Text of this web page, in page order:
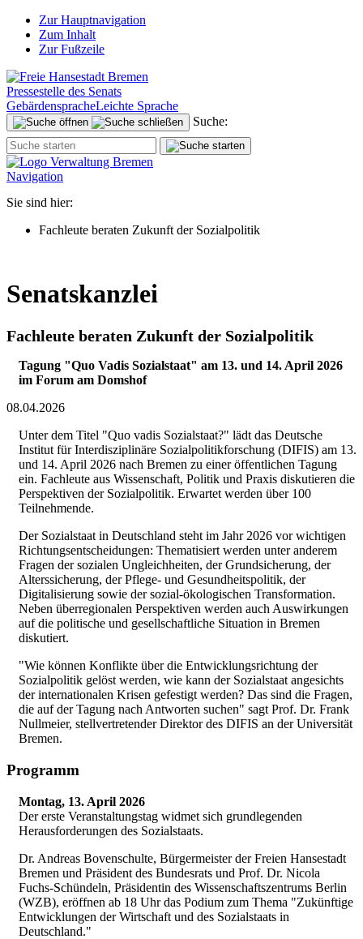
Zur Hauptnavigation
Zum Inhalt
Zur Fußzeile
Pressestelle des Senats
GebärdenspracheLeichte Sprache
Suche:
Navigation
Sie sind hier:
Fachleute beraten Zukunft der Sozialpolitik
Senatskanzlei
Fachleute beraten Zukunft der Sozialpolitik
Tagung "Quo Vadis Sozialstaat" am 13. und 14. April 2026
im Forum am Domshof
08.04.2026
Unter dem Titel "Quo vadis Sozialstaat?" lädt das Deutsche
Institut für Interdisziplinäre Sozialpolitikforschung (DIFIS) am 13.
und 14. April 2026 nach Bremen zu einer öffentlichen Tagung
ein. Fachleute aus Wissenschaft, Politik und Praxis diskutieren die
Perspektiven der Sozialpolitik. Erwartet werden über 100
Teilnehmende.
Der Sozialstaat in Deutschland steht im Jahr 2026 vor wichtigen
Richtungsentscheidungen: Thematisiert werden unter anderem
Fragen der sozialen Ungleichheiten, der Grundsicherung, der
Alterssicherung, der Pflege- und Gesundheitspolitik, der
Digitalisierung sowie der sozial-ökologischen Transformation.
Neben überregionalen Perspektiven werden auch Auswirkungen
auf die politische und gesellschaftliche Situation in Bremen
diskutiert.
"Wie können Konflikte über die Entwicklungsrichtung der
Sozialpolitik gelöst werden, wie kann der Sozialstaat angesichts
der internationalen Krisen gefestigt werden? Das sind die Fragen,
die auf der Tagung nach Antworten suchen" sagt Prof. Dr. Frank
Nullmeier, stellvertretender Direktor des DIFIS an der Universität
Bremen.
Programm
Montag, 13. April 2026
Der erste Veranstaltungstag widmet sich grundlegenden
Herausforderungen des Sozialstaats.
Dr. Andreas Bovenschulte, Bürgermeister der Freien Hansestadt
Bremen und Präsident des Bundesrats und Prof. Dr. Nicola
Fuchs-Schündeln, Präsidentin des Wissenschaftszentrums Berlin
(WZB), eröffnen ab 18 Uhr das Podium zum Thema "Zukünftige
Entwicklungen der Wirtschaft und des Sozialstaats in
Deutschland."